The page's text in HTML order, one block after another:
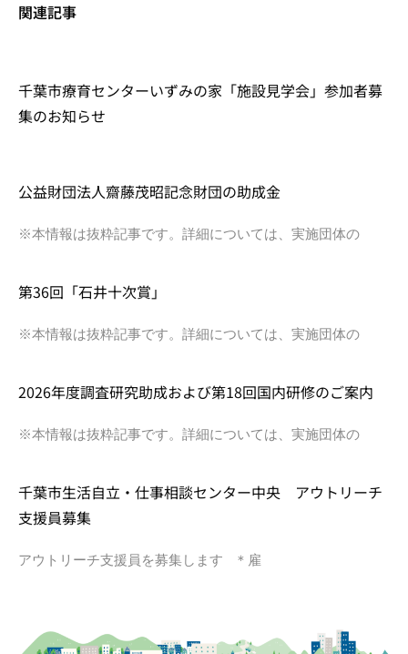
関連記事
千葉市療育センターいずみの家「施設見学会」参加者募
集のお知らせ
公益財団法人齋藤茂昭記念財団の助成金
※本情報は抜粋記事です。詳細については、実施団体の
第36回「石井十次賞」
※本情報は抜粋記事です。詳細については、実施団体の
2026年度調査研究助成および第18回国内研修のご案内
※本情報は抜粋記事です。詳細については、実施団体の
千葉市生活自立・仕事相談センター中央 アウトリーチ
支援員募集
アウトリーチ支援員を募集します ＊雇